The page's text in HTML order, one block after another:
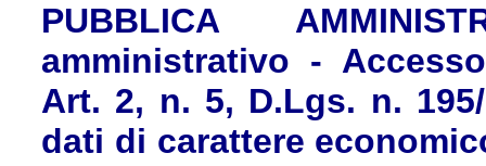
PUBBLICA
amministrativo -
Art. 2, n. 5, D.Lgs. n.
dati di carattere